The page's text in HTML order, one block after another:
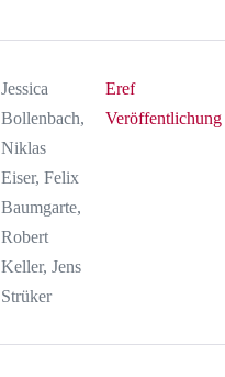
Jessica
Bollenbach,
Niklas
Eiser, Felix
Baumgarte,
Robert
Keller, Jens
Strüker
Eref
Veröffentlichung